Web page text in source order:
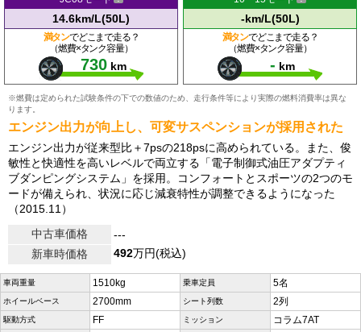
14.6km/L(50L)
満タンでどこまで走る？
（燃費×タンク容量）
730 km
-km/L(50L)
満タンでどこまで走る？
（燃費×タンク容量）
- km
※燃費は定められた試験条件の下での数値のため、走行条件等により実際の燃料消費率は異な
ります。
エンジン出力が向上し、可変サスペンションが採用された
エンジン出力が従来型比＋7psの218psに高められている。また、俊
敏性と快適性を高いレベルで両立する「電子制御式油圧アダプティ
ブダンピングシステム」を採用。コンフォートとスポーツの2つのモ
ードが備えられ、状況に応じ減衰特性が調整できるようになった
（2015.11）
中古車価格
---
新車時価格
492万円(税込)
車両重量 1510kg 乗車定員 5名
ホイールベース 2700mm シート列数 2列
駆動方式 FF ミッション コラム7AT